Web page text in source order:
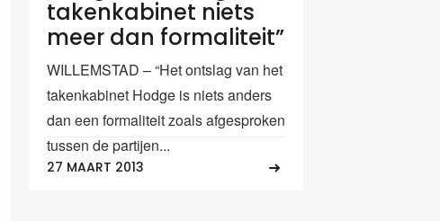
takenkabinet niets
meer dan formaliteit”
WILLEMSTAD – “Het ontslag van het
takenkabinet Hodge is niets anders
dan een formaliteit zoals afgesproken
tussen de partijen...
27 MAART 2013